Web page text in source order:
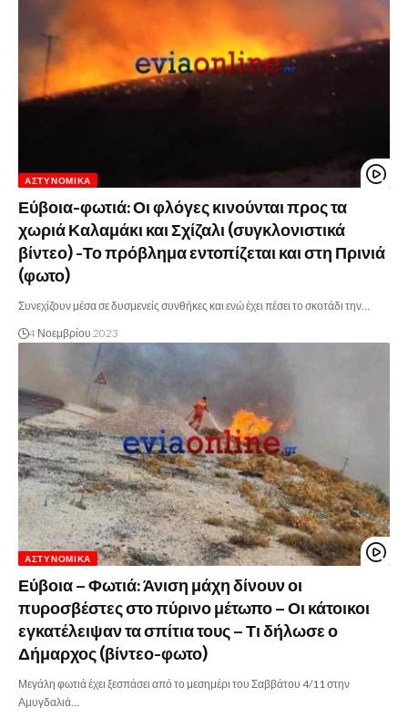
ΑΣΤΥΝΟΜΙΚΆ
Εύβοια-φωτιά: Οι φλόγες κινούνται προς τα
χωριά Καλαμάκι και Σχίζαλι (συγκλονιστικά
βίντεο) -Το πρόβλημα εντοπίζεται και στη Πρινιά
(φωτο)
Συνεχίζουν μέσα σε δυσμενείς συνθήκες και ενώ έχει πέσει το σκοτάδι την…
4 Νοεμβρίου 2023
ΑΣΤΥΝΟΜΙΚΆ
Εύβοια – Φωτιά: Άνιση μάχη δίνουν οι
πυροσβέστες στο πύρινο μέτωπο – Οι κάτοικοι
εγκατέλειψαν τα σπίτια τους – Τι δήλωσε ο
Δήμαρχος (βίντεο-φωτο)
Μεγάλη φωτιά έχει ξεσπάσει από το μεσημέρι του Σαββάτου 4/11 στην
Αμυγδαλιά…